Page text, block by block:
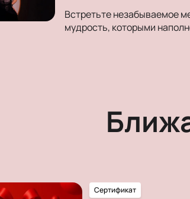
Встретьте незабываемое
мудрость, которыми
Сертификат